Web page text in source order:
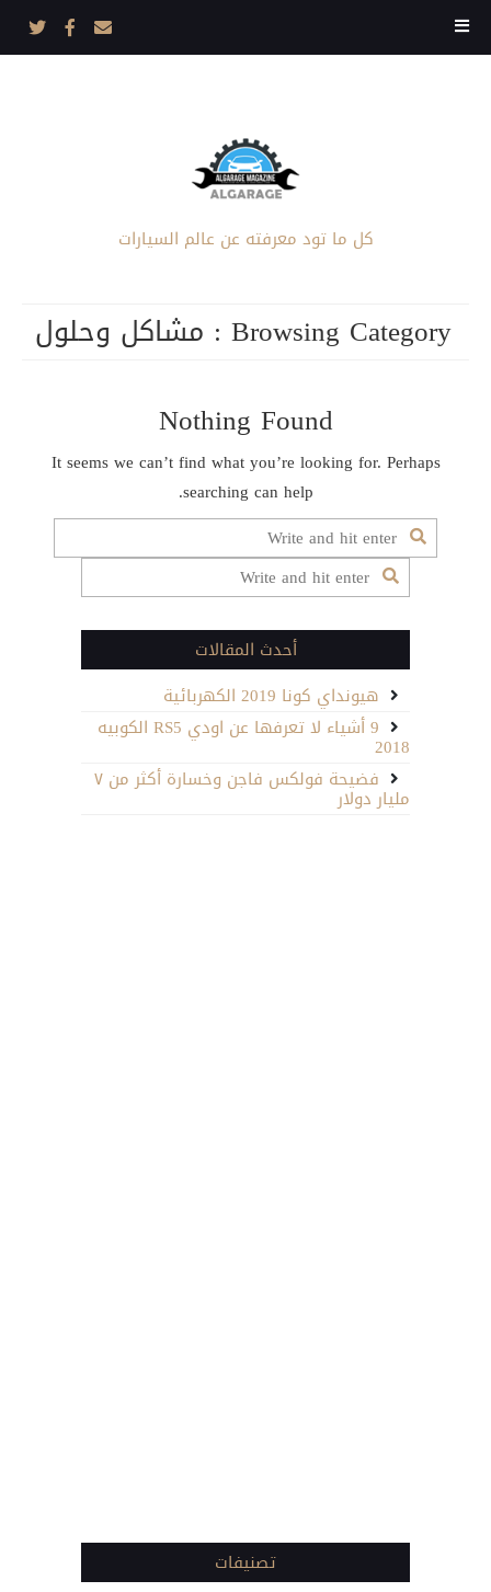
كل ما تود معرفته عن عالم السيارات
Browsing Category : مشاكل وحلول
Nothing Found
It seems we can’t find what you’re looking for. Perhaps
searching can help.
أحدث المقالات
هيونداي كونا 2019 الكهربائية
9 أشياء لا تعرفها عن اودي RS5 الكوبيه
2018
فضيحة فولكس فاجن وخسارة أكثر من ٧
مليار دولار
تصنيفات